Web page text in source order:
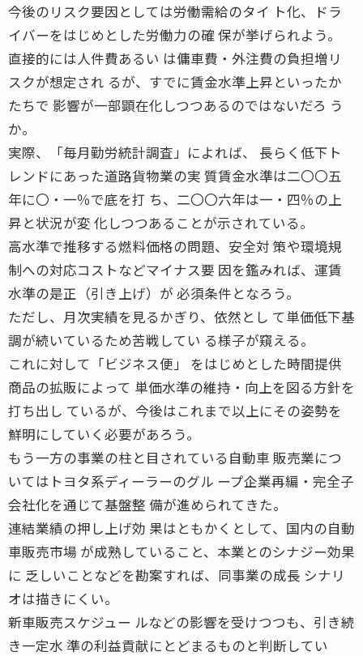
今後のリスク要因としては労働需給のタイ ト化、ドラ
イバーをはじめとした労働力の確 保が挙げられよう。
直接的には人件費あるい は傭車費・外注費の負担増リ
スクが想定され るが、すでに賃金水準上昇といったか
たちで 影響が一部顕在化しつつあるのではないだろ う
か。
実際、「毎月勤労統計調査」によれば、 長らく低下ト
レンドにあった道路貨物業の実 質賃金水準は二〇〇五
年に〇・一％で底を打 ち、二〇〇六年は一・四％の上
昇と状況が変 化しつつあることが示されている。
高水準で推移する燃料価格の問題、安全対 策や環境規
制への対応コストなどマイナス要 因を鑑みれば、運賃
水準の是正（引き上げ）が 必須条件となろう。
ただし、月次実績を見るかぎり、依然とし て単価低下基
調が続いているため苦戦してい る様子が窺える。
これに対して「ビジネス便」 をはじめとした時間提供
商品の拡販によって 単価水準の維持・向上を図る方針を
打ち出し ているが、今後はこれまで以上にその姿勢を
鮮明にしていく必要があろう。
もう一方の事業の柱と目されている自動車 販売業につ
いてはトヨタ系ディーラーのグル ープ企業再編・完全子
会社化を通じて基盤整 備が進められてきた。
連結業績の押し上げ効 果はともかくとして、国内の自動
車販売市場 が成熟していること、本業とのシナジー効果
に 乏しいことなどを勘案すれば、同事業の成長 シナリ
オは描きにくい。
新車販売スケジュー ルなどの影響を受けつつも、引き続
き一定水 準の利益貢献にとどまるものと判断してい